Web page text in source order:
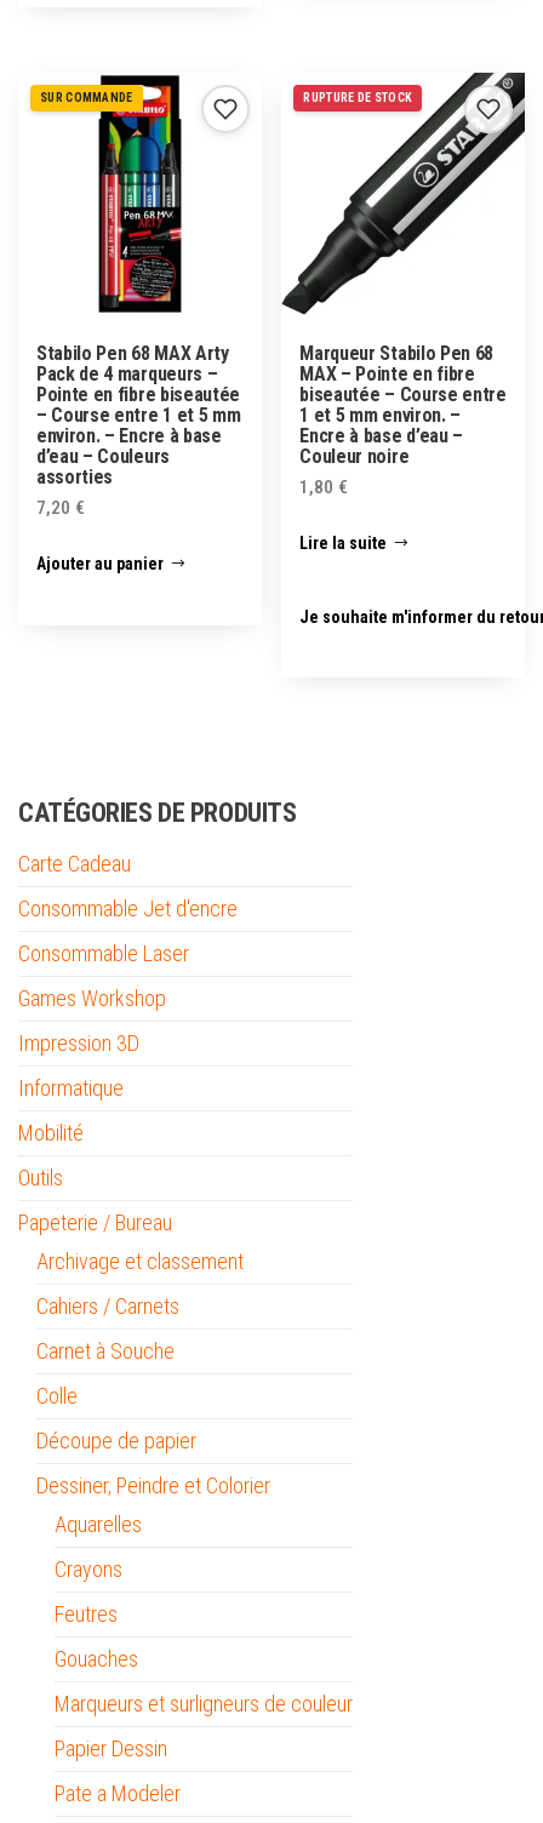
SUR COMMANDE
Stabilo Pen 68 MAX Arty
Pack de 4 marqueurs –
Pointe en fibre biseautée
– Course entre 1 et 5 mm
environ. – Encre à base
d’eau – Couleurs
assorties
7,20 €
Ajouter au panier
RUPTURE DE STOCK
Marqueur Stabilo Pen 68
MAX – Pointe en fibre
biseautée – Course entre
1 et 5 mm environ. –
Encre à base d’eau –
Couleur noire
1,80 €
Lire la suite
Je souhaite m'informer du
CATÉGORIES DE PRODUITS
Carte Cadeau
Consommable Jet d'encre
Consommable Laser
Games Workshop
Impression 3D
Informatique
Mobilité
Outils
Papeterie / Bureau
Archivage et classement
Cahiers / Carnets
Carnet à Souche
Colle
Découpe de papier
Dessiner, Peindre et Colorier
Aquarelles
Crayons
Feutres
Gouaches
Marqueurs et surligneurs de couleur
Papier Dessin
Pate a Modeler